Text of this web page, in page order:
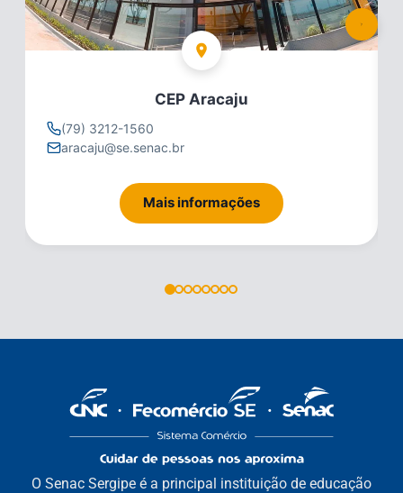
CEP Aracaju
(79) 3212-1560
aracaju@se.senac.br
Mais informações
O Senac Sergipe é a principal instituição de educação